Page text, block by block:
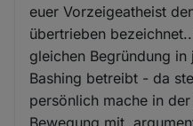
euer Vorzeigeatheist
übertrieben
gleichen Begründung
Bashing betreibt - da
persönlich mache in